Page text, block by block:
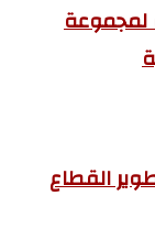
لمجموعة
القطاع